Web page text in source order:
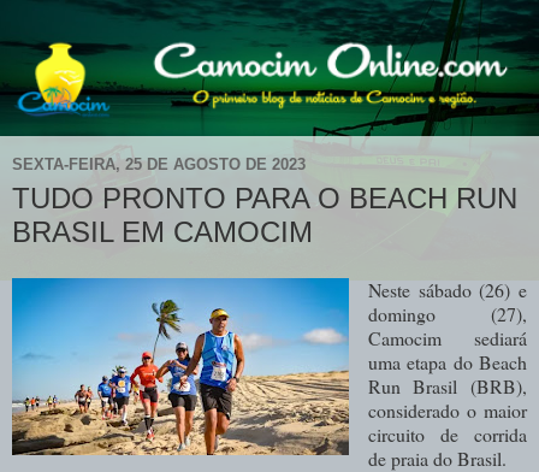
SEXTA-FEIRA, 25 DE AGOSTO DE 2023
TUDO PRONTO PARA O BEACH RUN
BRASIL EM CAMOCIM
Neste sábado (26) e
domingo (27),
Camocim sediará
uma etapa do Beach
Run Brasil (BRB),
considerado o maior
circuito de corrida
de praia do Brasil.